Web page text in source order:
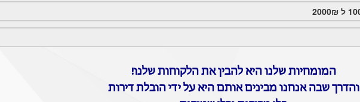
המומחיות שלנו היא להבין את הלקוחות שלנו!
והדרך שבה אנחנו מבינים אותם היא על ידי הובלת דירות